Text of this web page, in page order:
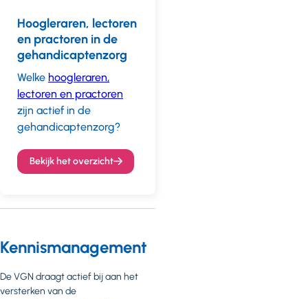
Hoogleraren, lectoren
en practoren in de
gehandicaptenzorg
Welke hoogleraren,
lectoren en practoren
zijn actief in de
gehandicaptenzorg?
Bekijk het overzicht
Kennismanagement
De VGN draagt actief bij aan het
versterken van de